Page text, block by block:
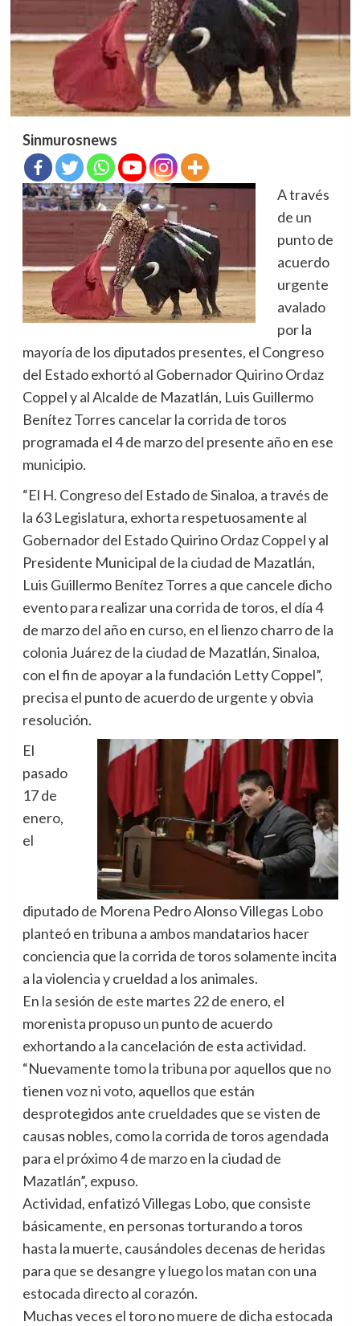
Sinmurosnews
A través
de un
punto de
acuerdo
urgente
avalado
por la
mayoría de los diputados presentes, el Congreso
del Estado exhortó al Gobernador Quirino Ordaz
Coppel y al Alcalde de Mazatlán, Luis Guillermo
Benítez Torres cancelar la corrida de toros
programada el 4 de marzo del presente año en ese
municipio.
“El H. Congreso del Estado de Sinaloa, a través de
la 63 Legislatura, exhorta respetuosamente al
Gobernador del Estado Quirino Ordaz Coppel y al
Presidente Municipal de la ciudad de Mazatlán,
Luis Guillermo Benítez Torres a que cancele dicho
evento para realizar una corrida de toros, el día 4
de marzo del año en curso, en el lienzo charro de la
colonia Juárez de la ciudad de Mazatlán, Sinaloa,
con el fin de apoyar a la fundación Letty Coppel”,
precisa el punto de acuerdo de urgente y obvia
resolución.
El
pasado
17 de
enero,
el
diputado de Morena Pedro Alonso Villegas Lobo
planteó en tribuna a ambos mandatarios hacer
conciencia que la corrida de toros solamente incita
a la violencia y crueldad a los animales.
En la sesión de este martes 22 de enero, el
morenista propuso un punto de acuerdo
exhortando a la cancelación de esta actividad.
“Nuevamente tomo la tribuna por aquellos que no
tienen voz ni voto, aquellos que están
desprotegidos ante crueldades que se visten de
causas nobles, como la corrida de toros agendada
para el próximo 4 de marzo en la ciudad de
Mazatlán”, expuso.
Actividad, enfatizó Villegas Lobo, que consiste
básicamente, en personas torturando a toros
hasta la muerte, causándoles decenas de heridas
para que se desangre y luego los matan con una
estocada directo al corazón.
Muchas veces el toro no muere de dicha estocada